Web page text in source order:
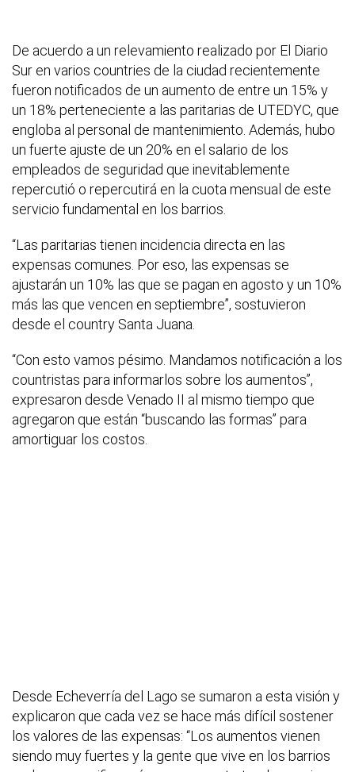
De acuerdo a un relevamiento realizado por El Diario
Sur en varios countries de la ciudad recientemente
fueron notificados de un aumento de entre un 15% y
un 18% perteneciente a las paritarias de UTEDYC, que
engloba al personal de mantenimiento. Además, hubo
un fuerte ajuste de un 20% en el salario de los
empleados de seguridad que inevitablemente
repercutió o repercutirá en la cuota mensual de este
servicio fundamental en los barrios.
“Las paritarias tienen incidencia directa en las
expensas comunes. Por eso, las expensas se
ajustarán un 10% las que se pagan en agosto y un 10%
más las que vencen en septiembre”, sostuvieron
desde el country Santa Juana.
“Con esto vamos pésimo. Mandamos notificación a los
countristas para informarlos sobre los aumentos”,
expresaron desde Venado II al mismo tiempo que
agregaron que están “buscando las formas” para
amortiguar los costos.
Desde Echeverría del Lago se sumaron a esta visión y
explicaron que cada vez se hace más difícil sostener
los valores de las expensas: “Los aumentos vienen
siendo muy fuertes y la gente que vive en los barrios